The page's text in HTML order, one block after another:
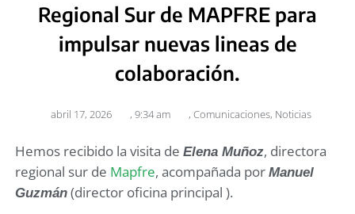
Regional Sur de MAPFRE para
impulsar nuevas lineas de
colaboración.
abril 17, 2026 , 9:34 am , Comunicaciones, Noticias
Hemos recibido la visita de Elena Muñoz, directora
regional sur de Mapfre, acompañada por Manuel
Guzmán(director oficina principal ).